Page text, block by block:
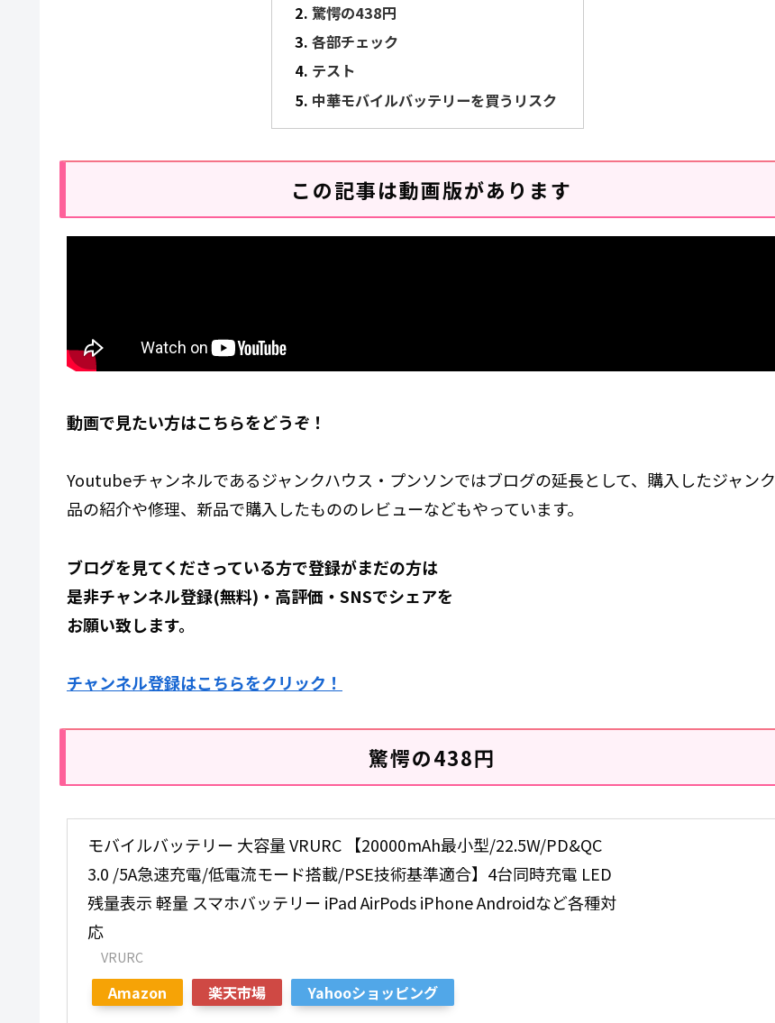
驚愕の438円
各部チェック
テスト
中華モバイルバッテリーを買うリスク
この記事は動画版があります
動画で見たい方はこちらをどうぞ！
Youtubeチャンネルであるジャンクハウス・プンソンではブログの延長として、購入したジャンク
品の紹介や修理、新品で購入したもののレビューなどもやっています。
ブログを見てくださっている方で登録がまだの方は
是非チャンネル登録(無料)・高評価・SNSでシェアを
お願い致します。
チャンネル登録はこちらをクリック！
驚愕の438円
モバイルバッテリー 大容量 VRURC 【20000mAh最小型/22.5W/PD&QC
3.0 /5A急速充電/低電流モード搭載/PSE技術基準適合】4台同時充電 LED
残量表示 軽量 スマホバッテリー iPad AirPods iPhone Androidなど各種対
応
VRURC
Amazon 楽天市場 Yahooショッピング